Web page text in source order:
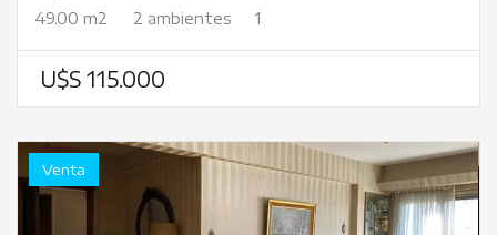
49.00 m2
2 ambientes
1
U$S 115.000
Venta